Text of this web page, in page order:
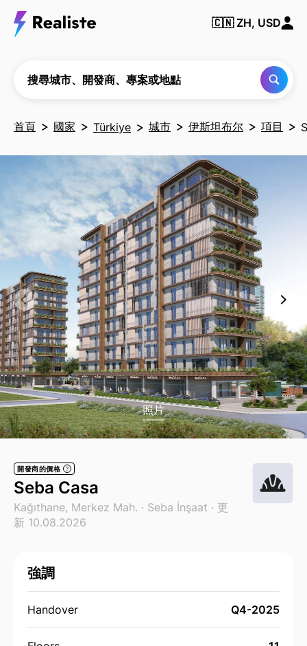
點
🇨🇳ZH, USD
搜尋城市、開發商、專案或地點
首頁 國家 Türkiye 城市 伊斯坦布尔 項目
照片
開發商的價格 ?
Seba Casa
Kağıthane, Merkez Mah. · Seba İnşaat · 更
新 10.08.2026
強調
Handover Q4-2025